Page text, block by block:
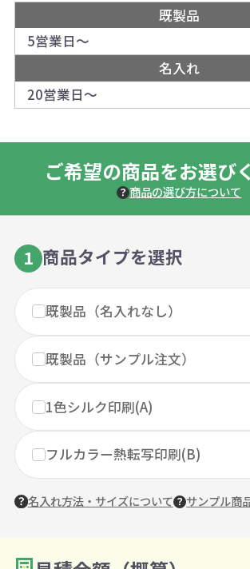
既製品
5営業日～
名入れ
20営業日～
ご希望の商品をお選び
商品の選び方について
1 商品タイプを選択
既製品（名入れなし）
既製品（サンプル注文）
1色シルク印刷(A)
フルカラー熱転写印刷(B)
名入れ方法・サイズについて サンプル商